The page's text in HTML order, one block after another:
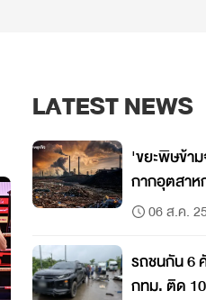
LATEST NEWS
'ขยะพิษข้า
กากอุตสาห
สระแก้ว
06 ส.ค.
รถชนกัน 6
กทม. ติด